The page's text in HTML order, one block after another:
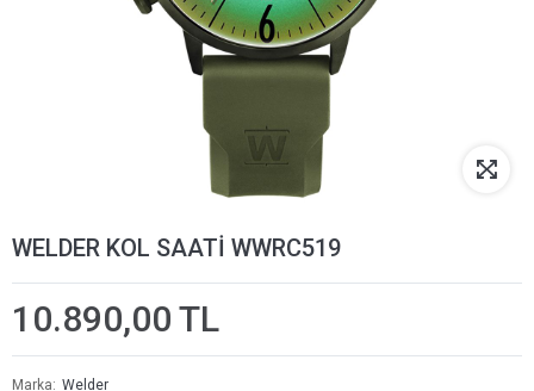
WELDER KOL SAATİ WWRC519
10.890,00 TL
Marka
Welder